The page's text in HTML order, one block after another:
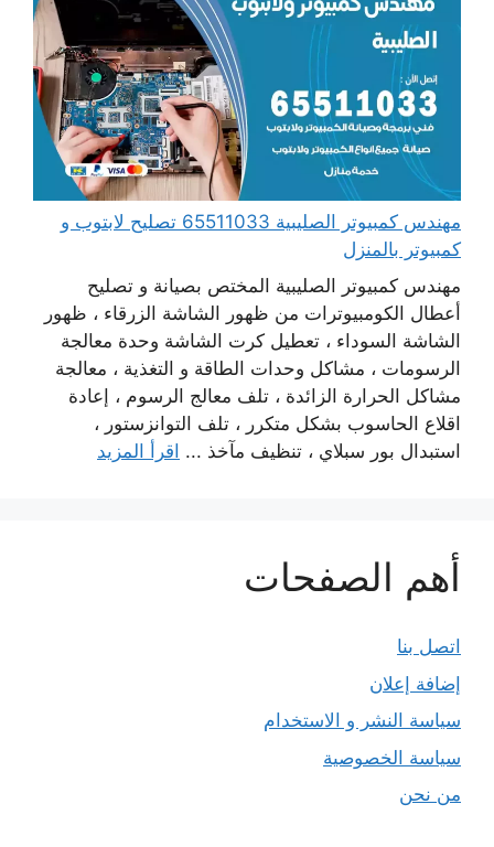
مهندس كمبيوتر الصليبية 65511033 تصليح لابتوب و
كمبيوتر بالمنزل
مهندس كمبيوتر الصليبية المختص بصيانة و تصليح
أعطال الكومبيوترات من ظهور الشاشة الزرقاء ، ظهور
الشاشة السوداء ، تعطيل كرت الشاشة وحدة معالجة
الرسومات ، مشاكل وحدات الطاقة و التغذية ، معالجة
مشاكل الحرارة الزائدة ، تلف معالج الرسوم ، إعادة
اقلاع الحاسوب بشكل متكرر ، تلف التوانزستور ،
استبدال بور سبلاي ، تنظيف مآخذ ... اقرأ المزيد
أهم الصفحات
اتصل بنا
إضافة إعلان
سياسة النشر و الاستخدام
سياسة الخصوصية
من نحن